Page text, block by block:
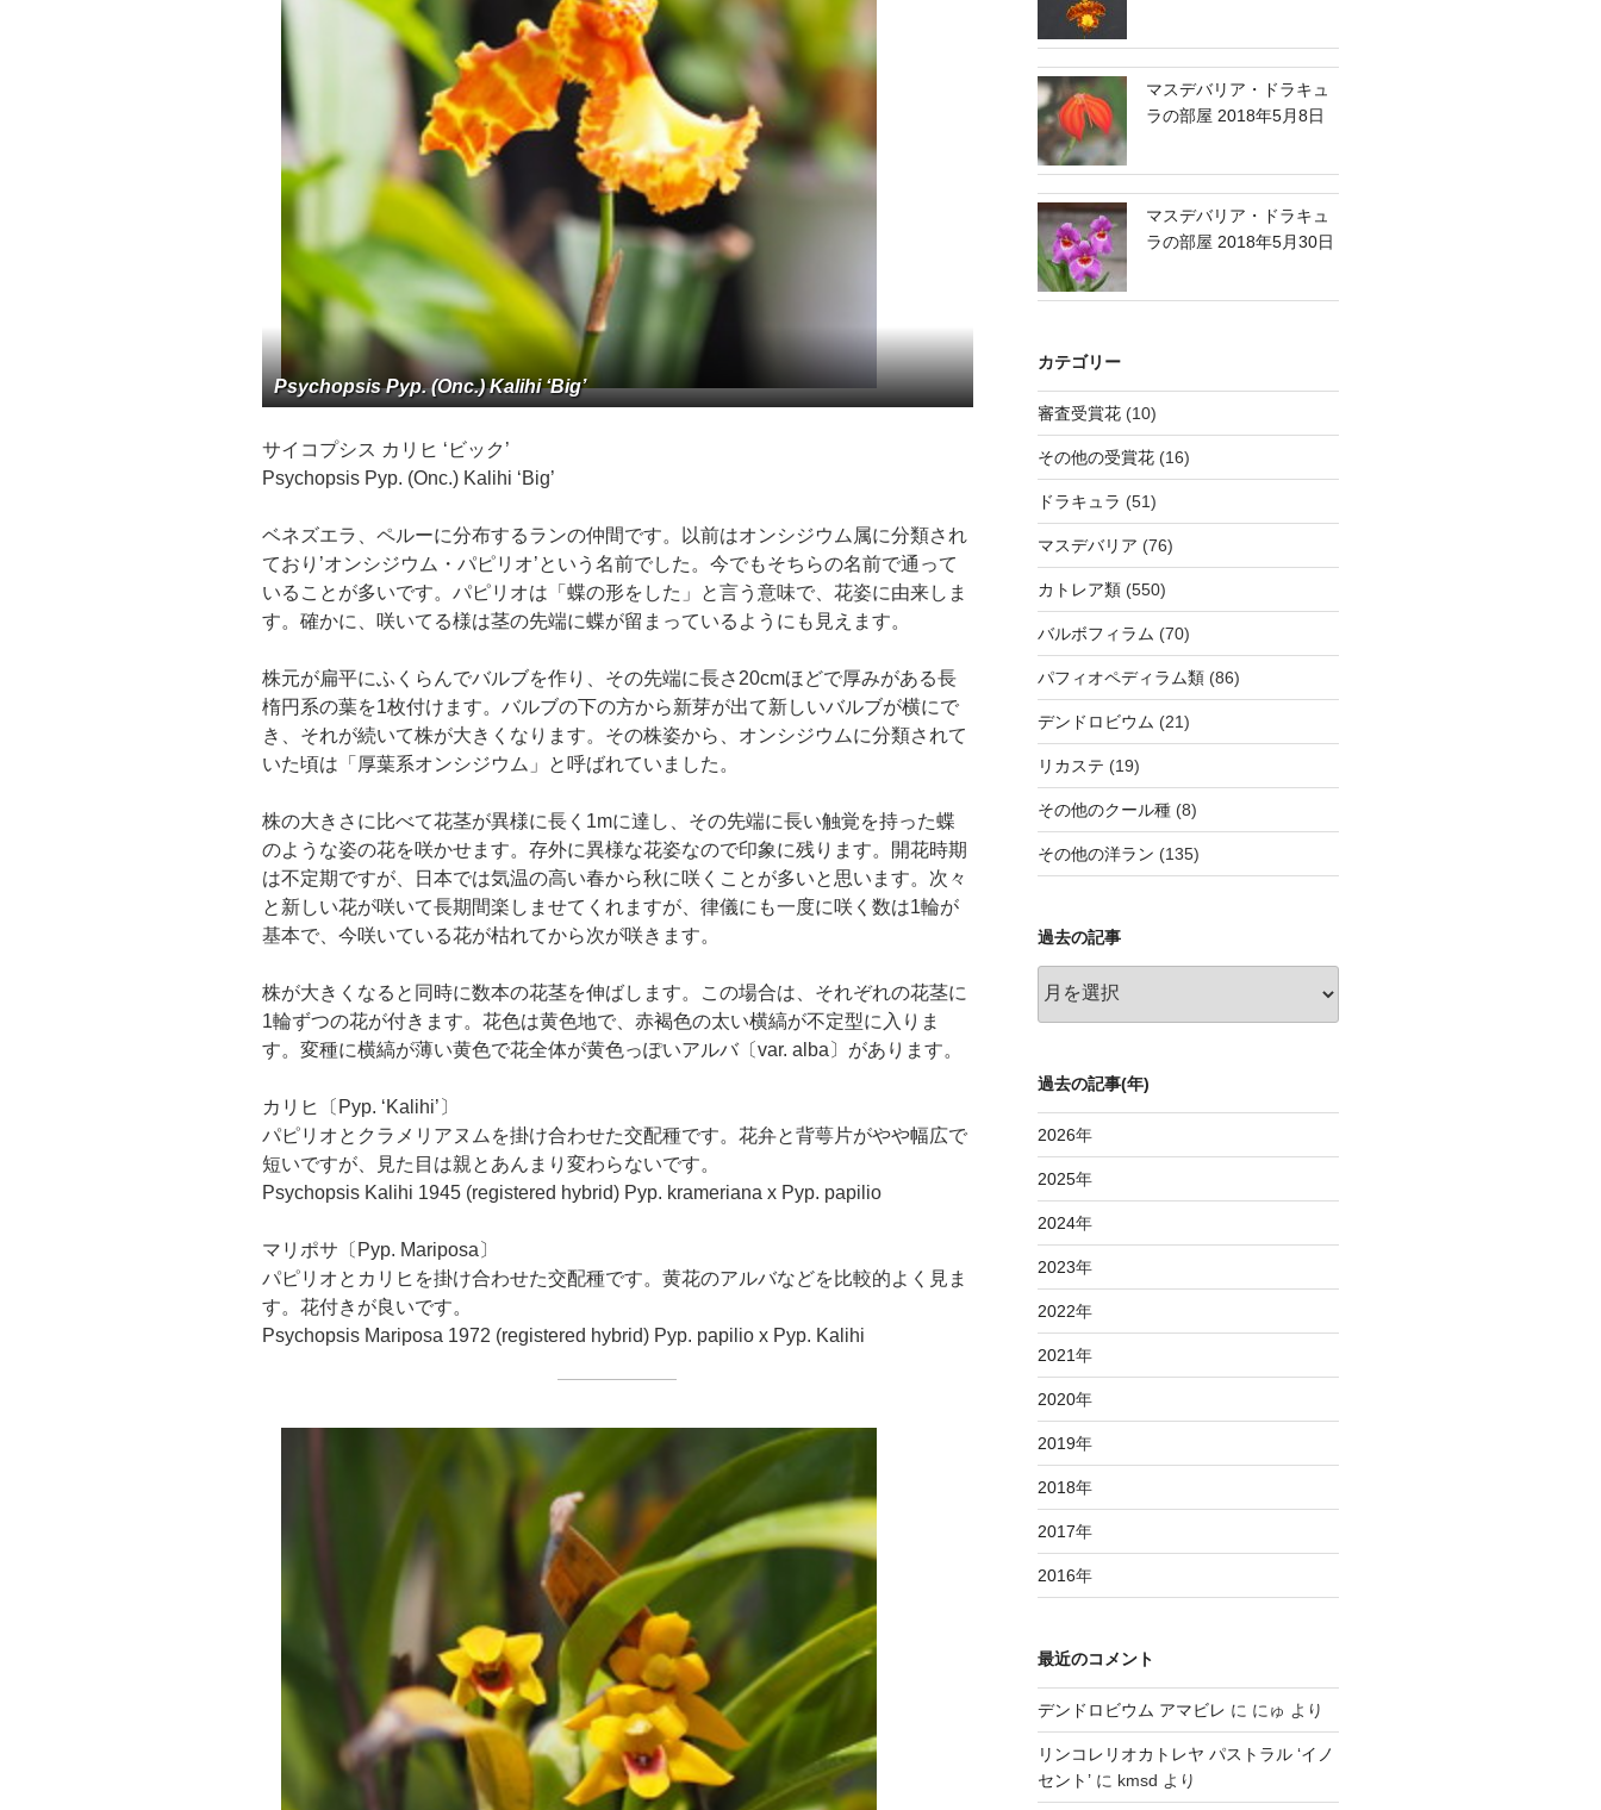
Psychopsis Pyp. (Onc.) Kalihi ‘Big’
サイコプシス カリヒ ‘ビック’
Psychopsis Pyp. (Onc.) Kalihi ‘Big’
ベネズエラ、ペルーに分布するランの仲間です。以前はオンシジウム属に分類され
ており’オンシジウム・パピリオ’という名前でした。今でもそちらの名前で通って
いることが多いです。パピリオは「蝶の形をした」と言う意味で、花姿に由来しま
す。確かに、咲いてる様は茎の先端に蝶が留まっているようにも見えます。
株元が扁平にふくらんでバルブを作り、その先端に長さ20cmほどで厚みがある長
楕円系の葉を1枚付けます。バルブの下の方から新芽が出て新しいバルブが横にで
き、それが続いて株が大きくなります。その株姿から、オンシジウムに分類されて
いた頃は「厚葉系オンシジウム」と呼ばれていました。
株の大きさに比べて花茎が異様に長く1mに達し、その先端に長い触覚を持った蝶
のような姿の花を咲かせます。存外に異様な花姿なので印象に残ります。開花時期
は不定期ですが、日本では気温の高い春から秋に咲くことが多いと思います。次々
と新しい花が咲いて長期間楽しませてくれますが、律儀にも一度に咲く数は1輪が
基本で、今咲いている花が枯れてから次が咲きます。
株が大きくなると同時に数本の花茎を伸ばします。この場合は、それぞれの花茎に
1輪ずつの花が付きます。花色は黄色地で、赤褐色の太い横縞が不定型に入りま
す。変種に横縞が薄い黄色で花全体が黄色っぽいアルバ〔var. alba〕があります。
カリヒ〔Pyp. ‘Kalihi’〕
パピリオとクラメリアヌムを掛け合わせた交配種です。花弁と背萼片がやや幅広で
短いですが、見た目は親とあんまり変わらないです。
Psychopsis Kalihi 1945 (registered hybrid) Pyp. krameriana x Pyp. papilio
マリポサ〔Pyp. Mariposa〕
パピリオとカリヒを掛け合わせた交配種です。黄花のアルバなどを比較的よく見ま
す。花付きが良いです。
Psychopsis Mariposa 1972 (registered hybrid) Pyp. papilio x Pyp. Kalihi
マスデバリア・ドラキュ
ラの部屋 2018年5月8日
マスデバリア・ドラキュ
ラの部屋 2018年5月30日
カテゴリー
審査受賞花(10)
その他の受賞花(16)
ドラキュラ (51)
マスデバリア (76)
カトレア類(550)
バルボフィラム (70)
パフィオペディラム類(86)
デンドロビウム (21)
リカステ (19)
その他のクール種(8)
その他の洋ラン (135)
過去の記事
去
事
過去の記事(年)
2026年
2025年
2024年
2023年
2022年
2021年
2020年
2019年
2018年
2017年
2016年
最近のコメント
デンドロビウム アマビレ に にゅ より
リンコレリオカトレヤ パストラル ‘イノ
セント’に kmsd より